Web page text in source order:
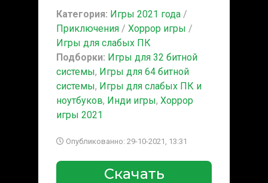
Категория: Игры 2021 года /
Приключения / Хоррор игры /
Игры для слабых ПК
Подборки: Игры для 32 битной
системы, Игры для 64 битной
системы, Игры для слабых ПК и
ноутбуков, Инди игры, Хоррор
игры 2021
Опубликованно: 29-10-2021, 13:31
Скачать